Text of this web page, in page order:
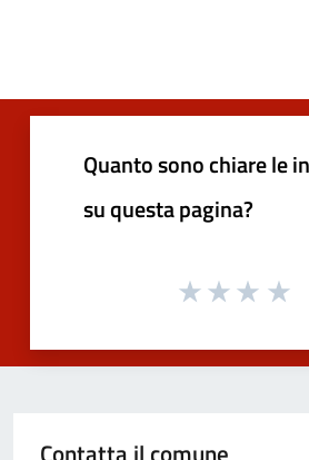
Quanto sono chiare le
su questa pagina?